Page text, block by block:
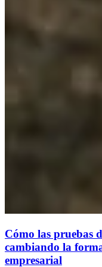
Cómo las pruebas
cambiando la
empresarial